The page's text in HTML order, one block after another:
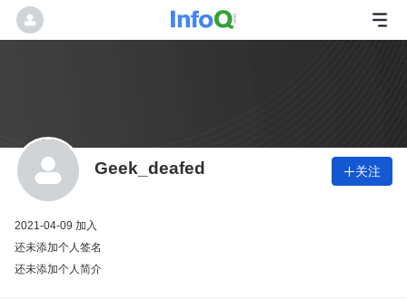
Geek_deafed 关注
2021-04-09 加入
还未添加个人签名
还未添加个人简介